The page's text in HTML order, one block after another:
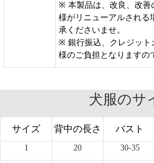
※ 本製品は、改良、改善
様がリニューアルされる
承くださいませ。
※ 銀行振込、クレジット
様のご負担となりますの
犬服のサ
サイズ 背中の長さ バスト
1 20 30-35